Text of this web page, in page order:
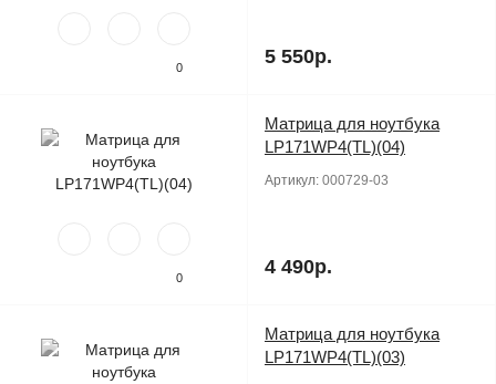
0 5 550р.
0
Матрица для ноутбука
LP171WP4(TL)(04)
Артикул: 000729-03
4 490р.
Матрица для ноутбука
LP171WP4(TL)(03)